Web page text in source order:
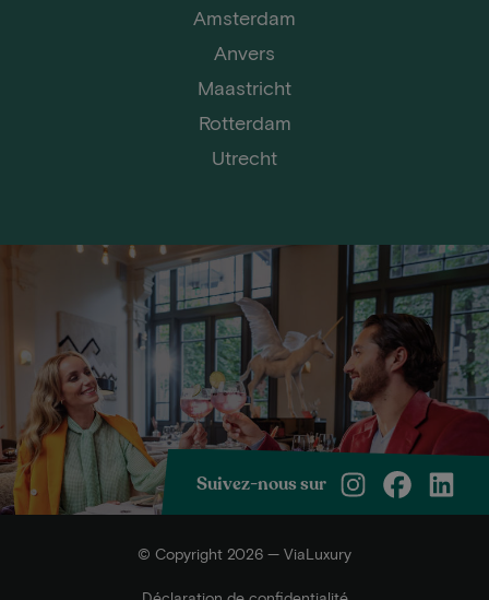
Amsterdam
Anvers
Maastricht
Rotterdam
Utrecht
Suivez-nous sur
© Copyright 2026 — ViaLuxury